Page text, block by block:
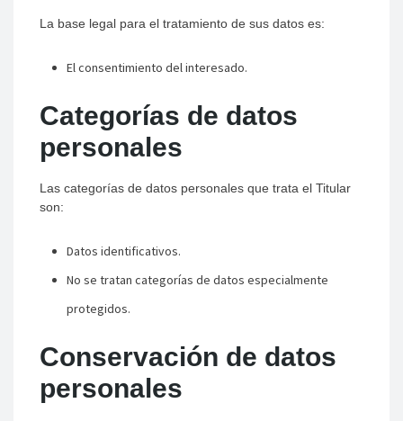
La base legal para el tratamiento de sus datos es:
El consentimiento del interesado.
Categorías de datos
personales
Las categorías de datos personales que trata el Titular
son:
Datos identificativos.
No se tratan categorías de datos especialmente
protegidos.
Conservación de datos
personales